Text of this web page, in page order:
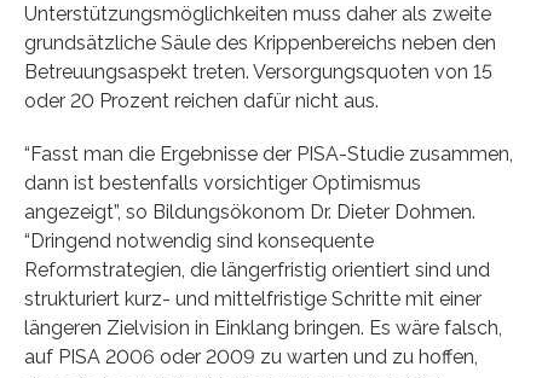
Unterstützungsmöglichkeiten muss daher als zweite
grundsätzliche Säule des Krippenbereichs neben den
Betreuungsaspekt treten. Versorgungsquoten von 15
oder 20 Prozent reichen dafür nicht aus.
“Fasst man die Ergebnisse der PISA-Studie zusammen,
dann ist bestenfalls vorsichtiger Optimismus
angezeigt”, so Bildungsökonom Dr. Dieter Dohmen.
“Dringend notwendig sind konsequente
Reformstrategien, die längerfristig orientiert sind und
strukturiert kurz- und mittelfristige Schritte mit einer
längeren Zielvision in Einklang bringen. Es wäre falsch,
auf PISA 2006 oder 2009 zu warten und zu hoffen,